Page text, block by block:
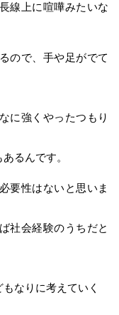
線上に喧嘩みたいな
ので、手や足がでて
に強くやったつもり
るんです。
要性はないと思いま
社会経験のうちだと
なりに考えていく